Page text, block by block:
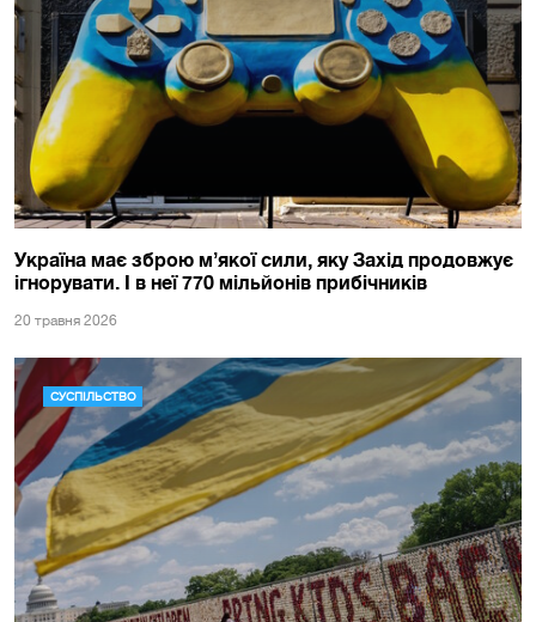
Україна має зброю мʼякої сили, яку Захід продовжує
ігнорувати. І в неї 770 мільйонів прибічників
20 травня 2026
СУСПІЛЬСТВО